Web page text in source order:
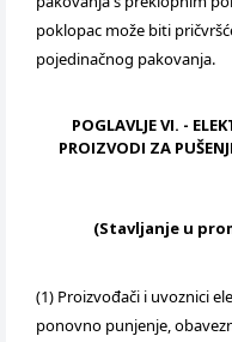
poklopac može biti
pojedinačnog pakovanja.
POGLAVLJE VI. -
PROIZVODI ZA
(Stavljanje u
(1) Proizvođači i uvoznici
ponovno punjenje,